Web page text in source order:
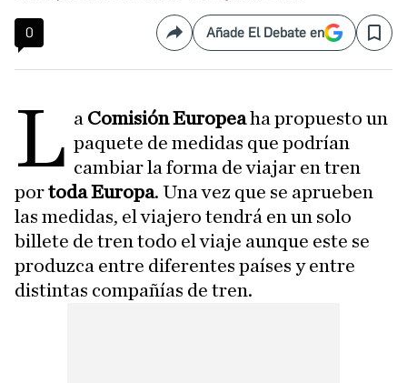
0 CompartirAñade El Debate en Save
L a Comisión Europeaha propuesto un
paquete de medidas que podrían
cambiar la forma de viajar en tren
portoda Europa. Una vez que se aprueben
las medidas, el viajero tendrá en un solo
billete de tren todo el viaje aunque este se
produzca entre diferentes países y entre
distintas compañías de tren.